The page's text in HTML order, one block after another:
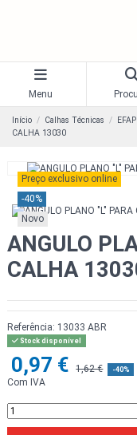
Menu
Início Calhas Técnicas
CALHA 13030
Preço exclusivo online
-40%
Novo
ANGULO
CALHA
Referência: 13033 ABR
Stock disponível
0,97 € 1,62 € -40%
Com IVA